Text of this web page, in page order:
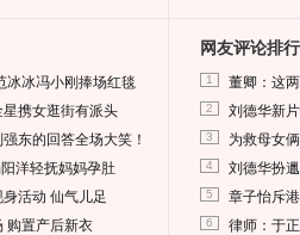
冰冰冯小刚捧场红毯
携女逛街有派头
东的回答全场大笑！
洋轻抚妈妈孕肚
活动 仙气儿足
购置产后新衣
网友评论排行
1 董卿：这
2 刘德华新
3 为救母女
4 刘德华扮
5 章子怡斥
6 律师：于